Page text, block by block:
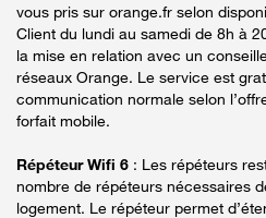
vous pris sur orange.fr selon
Client du lundi au samedi de 8h à
la mise en relation avec un
réseaux Orange. Le service est
communication normale selon
forfait mobile.
Répéteur Wifi 6 : Les répéteurs
nombre de répéteurs nécessaires
logement. Le répéteur permet